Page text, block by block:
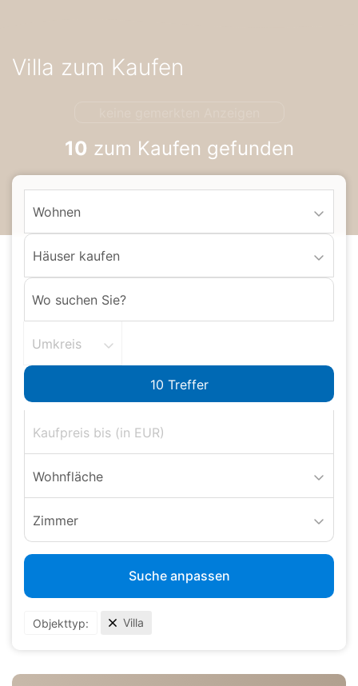
zur
Navigation
Villa zum Kaufen
10 zum Kaufen gefunden
Wohnen
Häuser kaufen
Umkreis
Wohnfläche
Zimmer
Suche anpassen
Objekttyp: Villa